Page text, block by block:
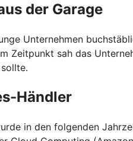
der Garage
Unternehmen
Zeitpunkt sah das
Händler
in den folgenden